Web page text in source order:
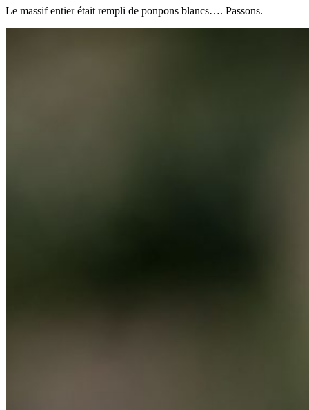
Le massif entier était rempli de ponpons blancs…. Passons.